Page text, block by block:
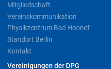
Mitgliedschaft
Vereinskommunikation
Physikzentrum Bad Honnef
Standort Berlin
Kontakt
Vereinigungen der DPG